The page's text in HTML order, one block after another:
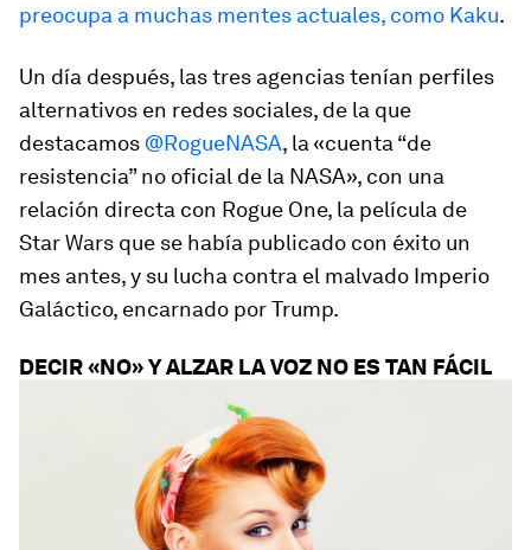
preocupa a muchas mentes actuales, como Kaku.
Un día después, las tres agencias tenían perfiles
alternativos en redes sociales, de la que
destacamos @RogueNASA, la «cuenta “de
resistencia” no oficial de la NASA», con una
relación directa con Rogue One, la película de
Star Wars que se había publicado con éxito un
mes antes, y su lucha contra el malvado Imperio
Galáctico, encarnado por Trump.
DECIR «NO» Y ALZAR LA VOZ NO ES TAN FÁCIL